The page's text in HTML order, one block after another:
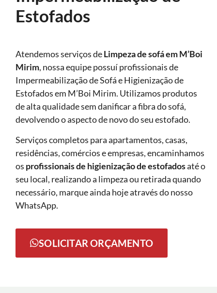
Estofados
Atendemos serviços deLimpeza de sofáem M’Boi
Mirim, nossa equipe possuí profissionais de
Impermeabilização de Sofá e Higienização de
Estofados em M’Boi Mirim. Utilizamos produtos
de alta qualidade sem danificar a fibra do sofá,
devolvendo o aspecto de novo do seu estofado.
Serviços completos para apartamentos, casas,
residências, comércios e empresas, encaminhamos
os profissionais de higienização de estofadosaté o
seu local, realizando a limpeza ou retirada quando
necessário, marque ainda hoje através do nosso
WhatsApp.
SOLICITAR ORÇAMENTO